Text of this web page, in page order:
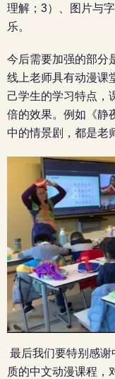
理解；3）、图片与
乐。
今后需要加强的部分
线上老师具有动漫课
己学生的学习特点，
倍的效果。例如《静
中的情景剧，都是老
最后我们要特别感
质的中文动漫课程，